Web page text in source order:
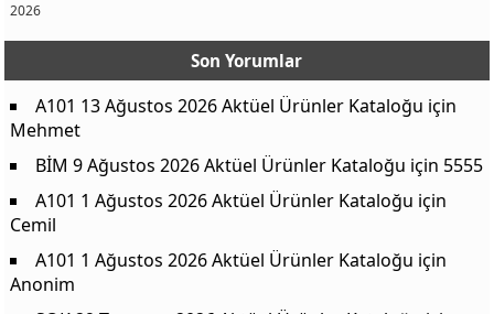
2026
Son Yorumlar
A101 13 Ağustos 2026 Aktüel Ürünler Kataloğu için
Mehmet
BİM 9 Ağustos 2026 Aktüel Ürünler Kataloğu için 5555
A101 1 Ağustos 2026 Aktüel Ürünler Kataloğu için
Cemil
A101 1 Ağustos 2026 Aktüel Ürünler Kataloğu için
Anonim